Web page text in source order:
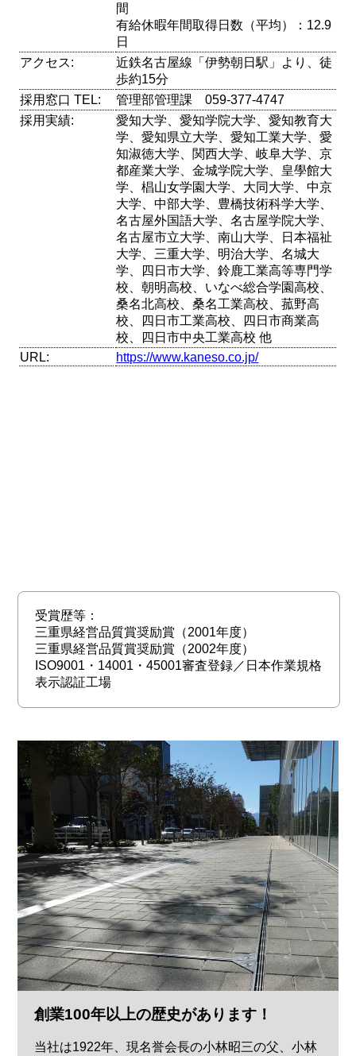
間
有給休暇年間取得日数（平均）：12.9
日
アクセス:
近鉄名古屋線「伊勢朝日駅」より、徒
歩約15分
採用窓口 TEL:
管理部管理課 059-377-4747
採用実績:
愛知大学、愛知学院大学、愛知教育大
学、愛知県立大学、愛知工業大学、愛
知淑徳大学、関西大学、岐阜大学、京
都産業大学、金城学院大学、皇學館大
学、椙山女学園大学、大同大学、中京
大学、中部大学、豊橋技術科学大学、
名古屋外国語大学、名古屋学院大学、
名古屋市立大学、南山大学、日本福祉
大学、三重大学、明治大学、名城大
学、四日市大学、鈴鹿工業高等専門学
校、朝明高校、いなべ総合学園高校、
桑名北高校、桑名工業高校、菰野高
校、四日市工業高校、四日市商業高
校、四日市中央工業高校 他
URL:
https://www.kaneso.co.jp/
受賞歴等：
三重県経営品質賞奨励賞（2001年度）
三重県経営品質賞奨励賞（2002年度）
ISO9001・14001・45001審査登録／日本作業規格
表示認証工場
創業100年以上の歴史があります！
当社は1922年、現名誉会長の小林昭三の父、小林